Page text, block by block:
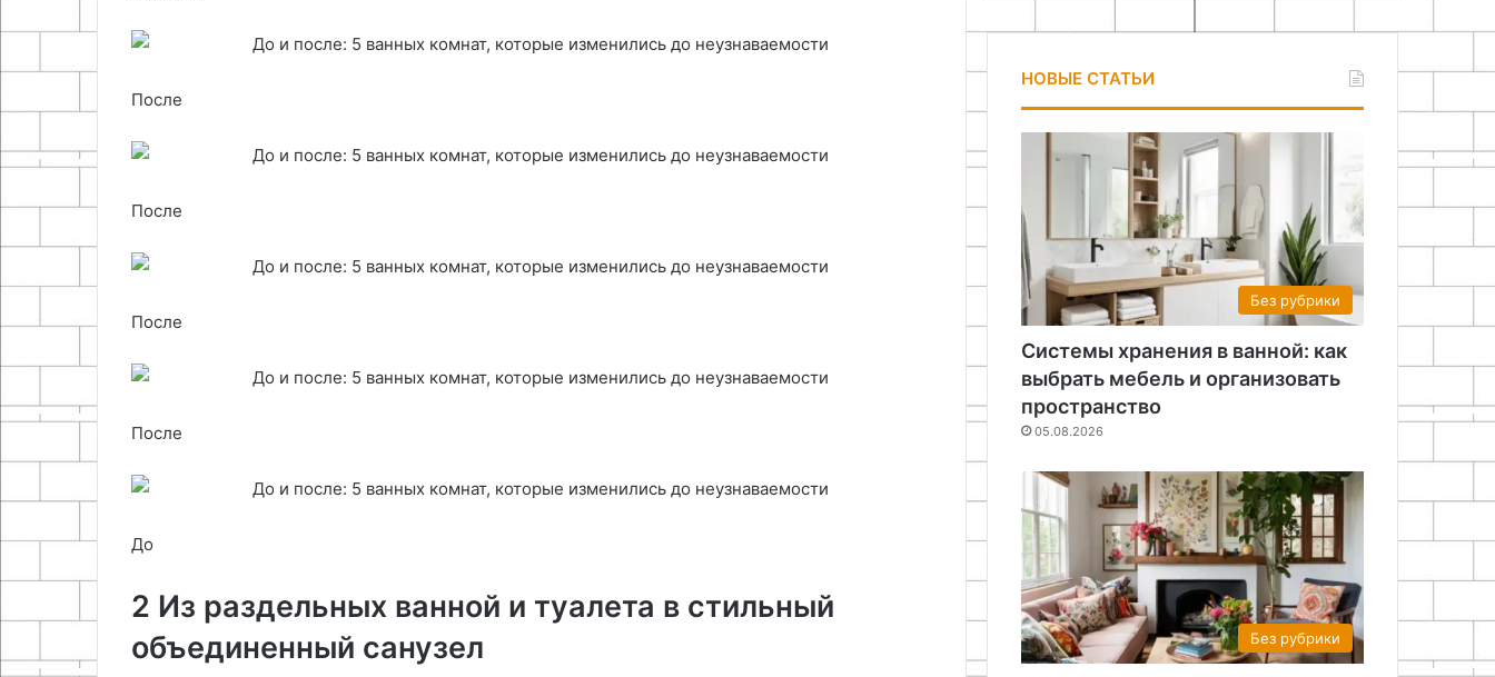
После
После
После
После
До
2 Из раздельных ванной и туалета в стильный
объединенный санузел
НОВЫЕ СТАТЬИ
Без рубрики
Системы хранения в ванной: как
выбрать мебель и организовать
пространство
05.08.2026
Без рубрики